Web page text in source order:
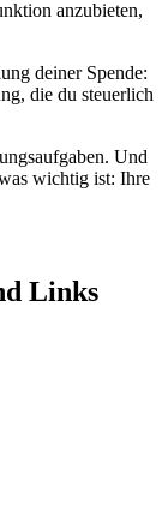
anzubieten,
deiner Spende:
die du steuerlich
Und
wichtig ist: Ihre
Links